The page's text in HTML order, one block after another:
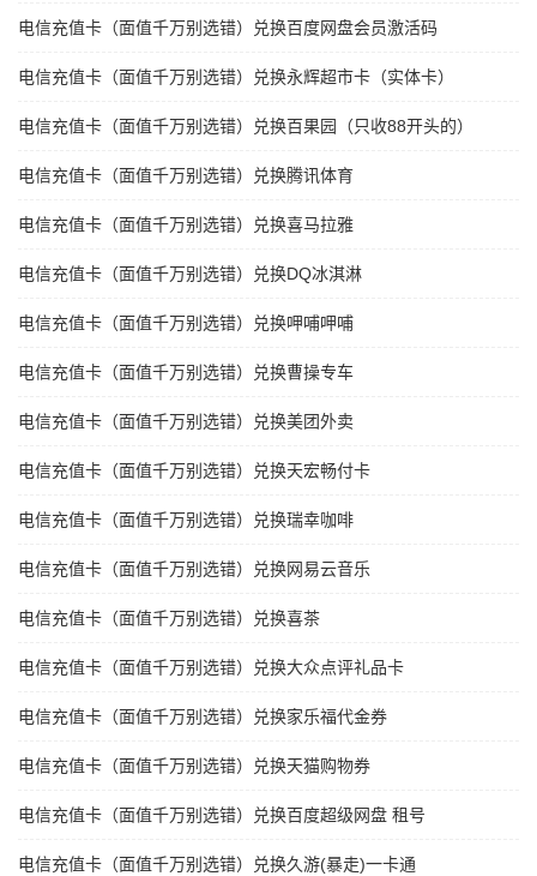
电信充值卡（面值千万别选错）兑换百度网盘会员激活码
电信充值卡（面值千万别选错）兑换永辉超市卡（实体卡）
电信充值卡（面值千万别选错）兑换百果园（只收88开头的）
电信充值卡（面值千万别选错）兑换腾讯体育
电信充值卡（面值千万别选错）兑换喜马拉雅
电信充值卡（面值千万别选错）兑换DQ冰淇淋
电信充值卡（面值千万别选错）兑换呷哺呷哺
电信充值卡（面值千万别选错）兑换曹操专车
电信充值卡（面值千万别选错）兑换美团外卖
电信充值卡（面值千万别选错）兑换天宏畅付卡
电信充值卡（面值千万别选错）兑换瑞幸咖啡
电信充值卡（面值千万别选错）兑换网易云音乐
电信充值卡（面值千万别选错）兑换喜茶
电信充值卡（面值千万别选错）兑换大众点评礼品卡
电信充值卡（面值千万别选错）兑换家乐福代金券
电信充值卡（面值千万别选错）兑换天猫购物券
电信充值卡（面值千万别选错）兑换百度超级网盘 租号
电信充值卡（面值千万别选错）兑换久游(暴走)一卡通